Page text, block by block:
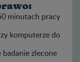
minutach pracy
komputerze do
zlecone